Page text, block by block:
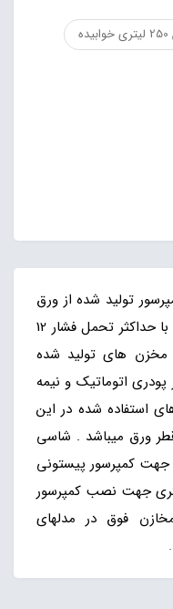
تولید شده از ورق
3 میل ST37 فولاد مبارکه نورد شده با حداکثر تحمل فشار 12
مخزن های تولید شده
پودری اتوماتیک و نیمه
استفاده شده در این
قطر ورق میباشد . شاسی
جهت کمپرسور پیستونی
جهت نصب کمپرسور
فوق در مدلهای
.